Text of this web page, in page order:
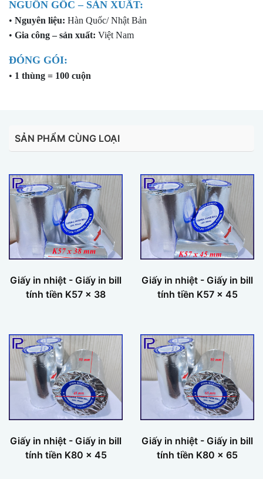
NGUỒN GỐC – SẢN XUẤT:
• Nguyên liệu: Hàn Quốc/ Nhật Bản
• Gia công – sản xuất: Việt Nam
ĐÓNG GÓI:
• 1 thùng = 100 cuộn
SẢN PHẨM CÙNG LOẠI
Giấy in nhiệt - Giấy in bill
tính tiền K57 x 38
Giấy in nhiệt - Giấy in bill
tính tiền K57 x 45
Giấy in nhiệt - Giấy in bill
tính tiền K80 x 45
Giấy in nhiệt - Giấy in bill
tính tiền K80 x 65